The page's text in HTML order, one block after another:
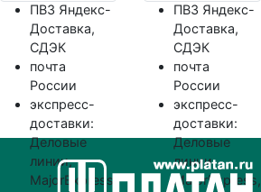
ПВЗ Яндекс-
Доставка,
СДЭК
почта
России
экспресс-
доставки:
Деловые
линии,
MajorExpress,
ПВЗ Яндекс-
Доставка,
СДЭК
почта
России
экспресс-
доставки:
Деловые
линии,
MajorExpress,